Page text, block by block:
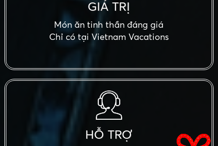
GIÁ TRỊ
Món ăn tinh thần đáng giá
Chỉ có tại Vietnam Vacations
HỖ TRỢ